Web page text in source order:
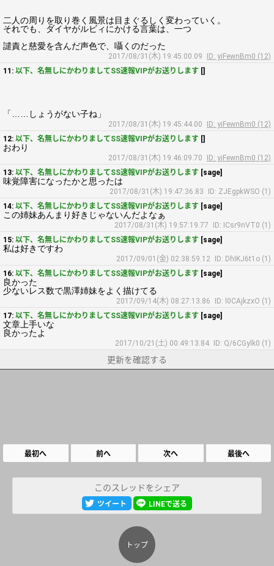
二人の周りを取り巻く風景は目まぐるしく変わっていく。
それでも、ダイヤがルビィにかける言葉は、一つ
譴責と慈愛を含んだ声色で、囁くのだった
2017/08/31(木) 19:45:00.09
ID: yiFewnBm0 (12)
11: 以下、名無しにかわりましてSS速報VIPがお送りします []
「……しょうがない子ね」
2017/08/31(木) 19:45:44.00
ID: yiFewnBm0 (12)
12: 以下、名無しにかわりましてSS速報VIPがお送りします []
おわり
2017/08/31(木) 19:46:09.70
ID: yiFewnBm0 (12)
13: 以下、名無しにかわりましてSS速報VIPがお送りします [sage]
味覚障害になったかと思ったは
2017/08/31(木) 19:47:36.83
ID: ZJEgpkWSO (1)
14: 以下、名無しにかわりましてSS速報VIPがお送りします [sage]
この姉妹あんまり好きじゃないんだよなぁ
2017/08/31(木) 19:57:19.77
ID: ICsr9nVT0 (1)
15: 以下、名無しにかわりましてSS速報VIPがお送りします [sage]
私は好きですわ
2017/09/01(金) 02:38:59.12
ID: DhIKJ6t1o (1)
16: 以下、名無しにかわりましてSS速報VIPがお送りします [sage]
良かった
少ないレス数で黒澤姉妹をよく描けてる
2017/09/14(木) 08:27:13.86
ID: l0CAjkzxO (1)
17: 以下、名無しにかわりましてSS速報VIPがお送りします [sage]
文章上手いな
良かったよ
2017/10/21(土) 00:49:13.84 ID: Q/6CGylk0 (1)
更新を確認する
最初へ 前へ 次へ 最後へ
このスレッドをシェア
ツイート LINEで送る
トップ